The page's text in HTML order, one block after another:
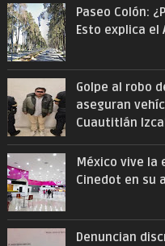
Paseo Colón:
Esto explica el
Golpe al robo
aseguran
Cuautitlán
México vive la
Cinedot en su
Denuncian